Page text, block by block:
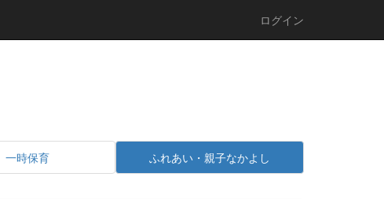
ログイン
一時保育 ふれあい・親子なかよし